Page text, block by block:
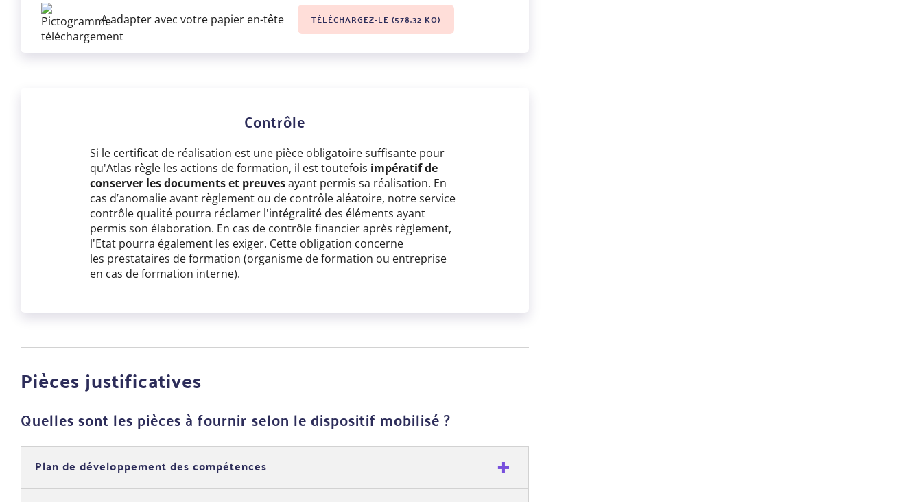
A adapter avec votre papier en-tête TÉLÉCHARGEZ-LE (578.32 KO)
Contrôle
Si le certificat de réalisation est une pièce obligatoire suffisante pour
qu'Atlas règle les actions de formation, il est toutefois impératif de
conserver les documents et preuvesayant permis sa réalisation. En
cas d’anomalie avant règlement ou de contrôle aléatoire, notre service
contrôle qualité pourra réclamer l'intégralité des éléments ayant
permis son élaboration. En cas de contrôle financier après règlement,
l'Etat pourra également les exiger. Cette obligation concerne
les prestataires de formation (organisme de formation ou entreprise
en cas de formation interne).
Pièces justificatives
Quelles sont les pièces à fournir selon le dispositif mobilisé ?
Plan de développement des compétences